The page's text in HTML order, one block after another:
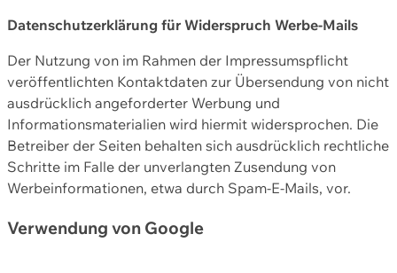
Datenschutzerklärung für Widerspruch Werbe-Mails
Der Nutzung von im Rahmen der Impressumspflicht
veröffentlichten Kontaktdaten zur Übersendung von nicht
ausdrücklich angeforderter Werbung und
Informationsmaterialien wird hiermit widersprochen. Die
Betreiber der Seiten behalten sich ausdrücklich rechtliche
Schritte im Falle der unverlangten Zusendung von
Werbeinformationen, etwa durch Spam-E-Mails, vor.
Verwendung von Google